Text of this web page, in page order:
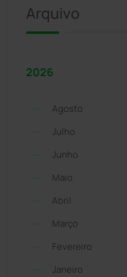
Arquivo
2026
Agosto
Julho
Junho
Maio
Abril
Março
Fevereiro
Janeiro